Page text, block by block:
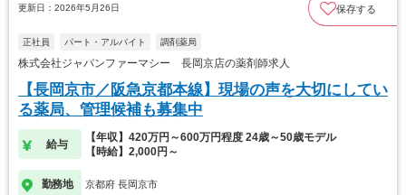
更新日：2026年5月26日 保存する
正社員 パート・アルバイト 調剤薬局
株式会社ジャパンファーマシー 長岡京店の薬剤師求人
【長岡京市／阪急京都本線】現場の声を大切にしてい
る薬局、管理候補も募集中
給与
【年収】420万円～600万円程度 24歳～50歳モデル
【時給】2,000円～
勤務地 京都府 長岡京市